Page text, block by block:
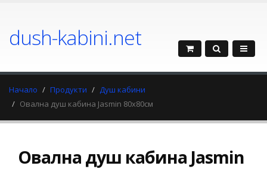
dush-kabini.net
Начало Продукти
Душ кабини
Овална душ кабина Jasmin 80x80см
Овална душ кабина Jasmin